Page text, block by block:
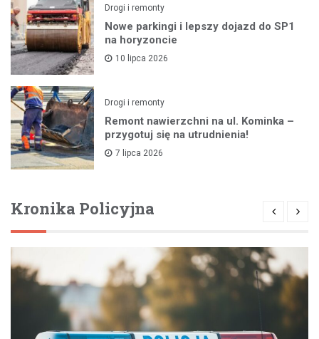
Drogi i remonty
Nowe parkingi i lepszy dojazd do SP1
na horyzoncie
10 lipca 2026
Drogi i remonty
Remont nawierzchni na ul. Kominka –
przygotuj się na utrudnienia!
7 lipca 2026
Kronika Policyjna